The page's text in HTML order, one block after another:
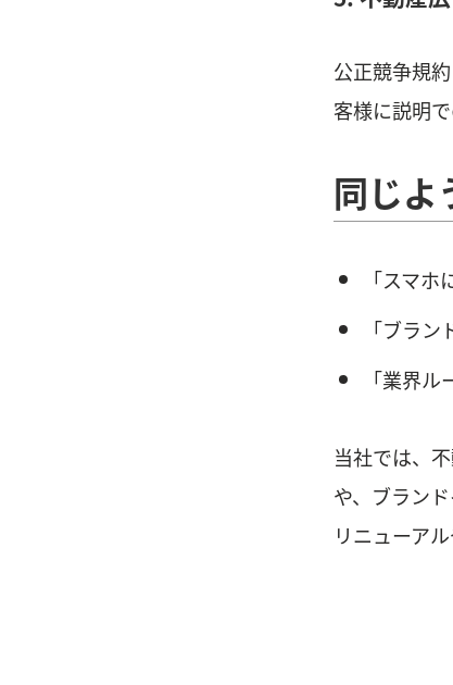
公正競争規
客様に説明
同じよ
「スマ
「ブラ
「業界
当社では、
や、ブラン
リニューア